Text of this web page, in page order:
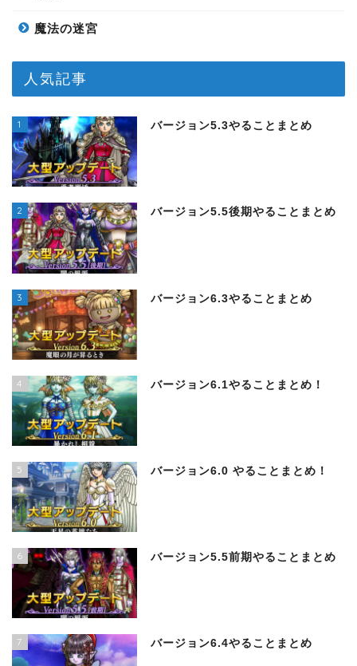
魔法の迷宮
人気記事
1 バージョン5.3やることまとめ
2 バージョン5.5後期やることまとめ
3 バージョン6.3やることまとめ
4 バージョン6.1やることまとめ！
5 バージョン6.0 やることまとめ！
6 バージョン5.5前期やることまとめ
7 バージョン6.4やることまとめ